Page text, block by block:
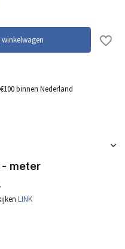
binnen Nederland
- meter
LINK